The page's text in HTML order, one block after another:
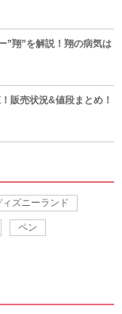
”翔”を解説！翔の病気は
販売状況&値段まとめ！
ィズニーランド
ペン